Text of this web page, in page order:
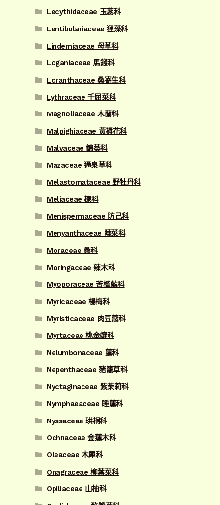
Lecythidaceae 玉蕊科
Lentibulariaceae 狸藻科
Linderniaceae 母草科
Loganiaceae 馬錢科
Loranthaceae 桑寄生科
Lythraceae 千屈菜科
Magnoliaceae 木蘭科
Malpighiaceae 黃褥花科
Malvaceae 錦葵科
Mazaceae 通泉草科
Melastomataceae 野牡丹科
Meliaceae 楝科
Menispermaceae 防己科
Menyanthaceae 睡菜科
Moraceae 桑科
Moringaceae 辣木科
Myoporaceae 苦檻藍科
Myricaceae 楊梅科
Myristicaceae 肉豆蔻科
Myrtaceae 桃金孃科
Nelumbonaceae 蓮科
Nepenthaceae 豬籠草科
Nyctaginaceae 紫茉莉科
Nymphaeaceae 睡蓮科
Nyssaceae 珙桐科
Ochnaceae 金蓮木科
Oleaceae 木犀科
Onagraceae 柳葉菜科
Opiliaceae 山柚科